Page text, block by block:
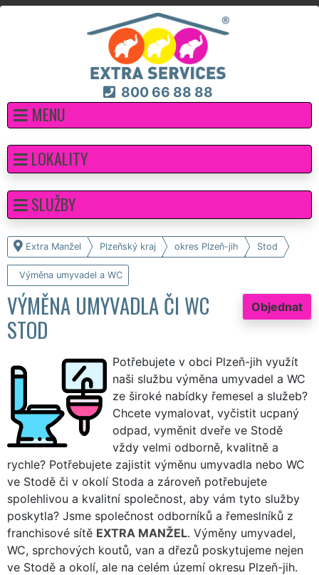
800 66 88 88
MENU
Extra Manžel Plzeňský kraj okres Plzeň-jih Stod
Výměna umyvadel a WC
Objednat
VÝMĚNA UMYVADLA ČI WC
STOD
Potřebujete v obci Plzeň-jih využít
naši službu výměna umyvadel a WC
ze široké nabídky řemesel a služeb?
Chcete vymalovat, vyčistit ucpaný
odpad, vyměnit dveře ve Stodě
vždy velmi odborně, kvalitně a
rychle? Potřebujete zajistit výměnu umyvadla nebo WC
ve Stodě či v okolí Stoda a zároveň potřebujete
spolehlivou a kvalitní společnost, aby vám tyto služby
poskytla? Jsme společnost odborníků a řemeslníků z
franchisové sítě EXTRA MANŽEL. Výměny umyvadel,
WC, sprchových koutů, van a dřezů poskytujeme nejen
ve Stodě a okolí, ale na celém území okresu Plzeň-jih.
LOKALITY
SLUŽBY